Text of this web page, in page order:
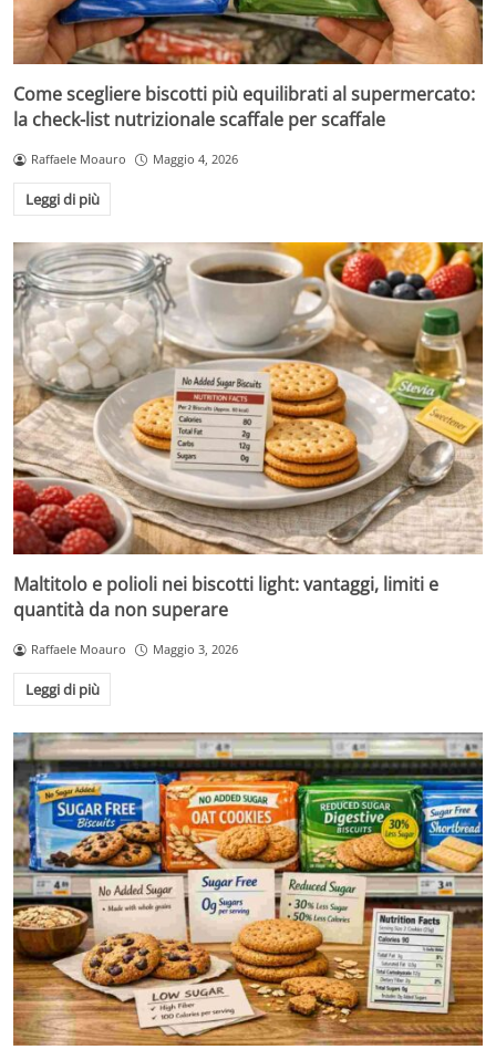
Come scegliere biscotti più equilibrati al supermercato:
la check-list nutrizionale scaffale per scaffale
Raffaele Moauro Maggio 4, 2026
Leggi di più
Maltitolo e polioli nei biscotti light: vantaggi, limiti e
quantità da non superare
Raffaele Moauro Maggio 3, 2026
Leggi di più